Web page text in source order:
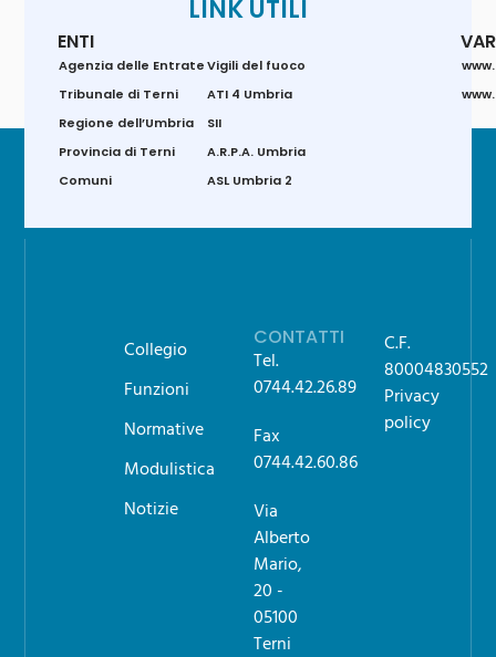
LINK UTILI
ENTI
Agenzia delle Entrate
Tribunale di Terni
Regione dell’Umbria
Provincia di Terni
Comuni
Vigili del fuoco
ATI 4 Umbria
SII
A.R.P.A. Umbria
ASL Umbria 2
Collegio
Funzioni
Normative
Modulistica
Notizie
CONTATTI
Tel.
0744.42.26.89
Fax
0744.42.60.86
Via
Alberto
Mario,
20 -
05100
Terni
C.F.
80004830552
Privacy
policy